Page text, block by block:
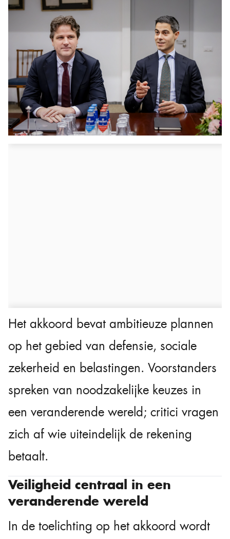
Het akkoord bevat ambitieuze plannen
op het gebied van defensie, sociale
zekerheid en belastingen. Voorstanders
spreken van noodzakelijke keuzes in
een veranderende wereld; critici vragen
zich af wie uiteindelijk de rekening
betaalt.
Veiligheid centraal in een
veranderende wereld
In de toelichting op het akkoord wordt